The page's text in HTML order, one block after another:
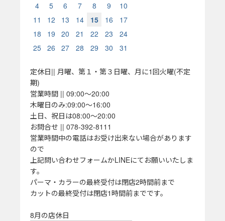
4
5 6 7 8 9
10
11
12 13 14 15 16
17
18
19 20 21 22 23
24
25 26 27 28 29 30 31
定休日|| 月曜、第１・第３日曜、月に1回火曜(不定
期)
営業時間 || 09:00～20:00
木曜日のみ:09:00～16:00
土日、祝日は08:00～20:00
お問合せ || 078-392-8111
営業時間中の電話はお受け出来ない場合があります
ので
上記問い合わせフォームかLINEにてお願いいたしま
す。
パーマ・カラーの最終受付は閉店2時間前まで
カットの最終受付は閉店1時間前までです。
8月の店休日